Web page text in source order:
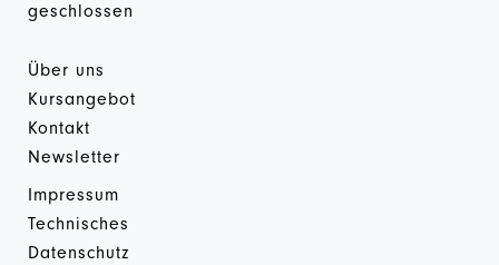
geschlossen
Über uns
Kursangebot
Kontakt
Newsletter
Impressum
Technisches
Datenschutz